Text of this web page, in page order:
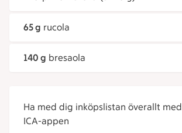
65 g rucola
140 g bresaola
Ha med dig inköpslistan överallt med
ICA-appen